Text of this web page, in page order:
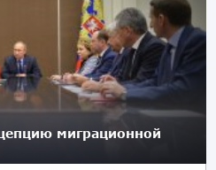
миграционной